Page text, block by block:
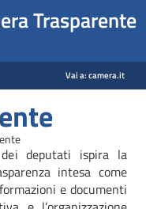
Trasparente
Vai a:camera.it
dei deputati ispira la
intesa come
e documenti